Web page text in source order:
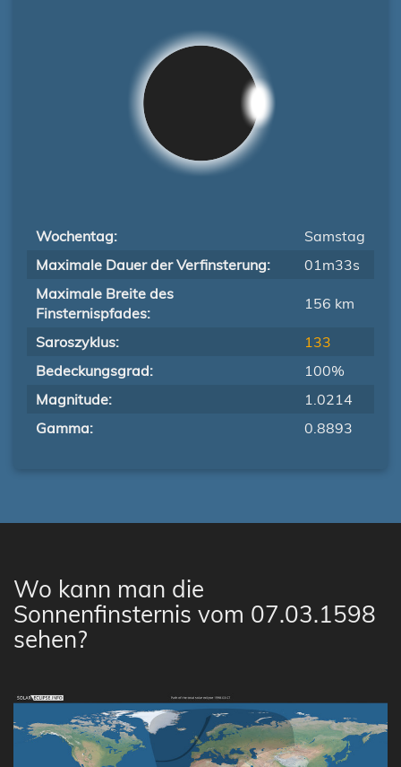
Wochentag:
Samstag
Maximale Dauer der Verfinsterung:
01m33s
Maximale Breite des
Finsternispfades:
156 km
Saroszyklus:
133
Bedeckungsgrad:
100%
Magnitude:
1.0214
Gamma:
0.8893
Wo kann man die
Sonnenfinsternis vom 07.03.1598
sehen?